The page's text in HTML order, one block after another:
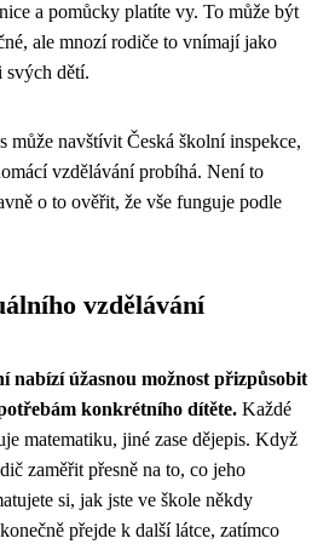
a pomůcky platíte vy. To může být
ale mnozí rodiče to vnímají jako
svých dětí.
může navštívit Česká školní inspekce,
vzdělávání probíhá. Není to
o to ověřit, že vše funguje podle
vzdělávání
nabízí úžasnou možnost přizpůsobit
konkrétního dítěte. Každé
matematiku, jiné zase dějepis. Když
zaměřit přesně na to, co jeho
si, jak jste ve škole někdy
přejde k další látce, zatímco